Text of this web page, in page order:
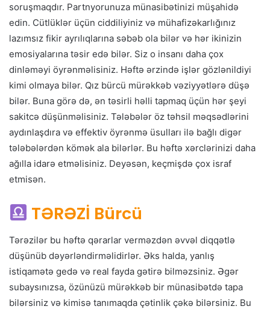
soruşmaqdır. Partnyorunuza münasibətinizi müşahidə
edin. Cütlüklər üçün ciddiliyiniz və mühafizəkarlığınız
lazımsız fikir ayrılıqlarına səbəb ola bilər və hər ikinizin
emosiyalarına təsir edə bilər. Siz o insanı daha çox
dinləməyi öyrənməlisiniz. Həftə ərzində işlər gözlənildiyi
kimi olmaya bilər. Qız bürcü mürəkkəb vəziyyətlərə düşə
bilər. Buna görə də, ən təsirli həlli tapmaq üçün hər şeyi
sakitcə düşünməlisiniz. Tələbələr öz təhsil məqsədlərini
aydınlaşdıra və effektiv öyrənmə üsulları ilə bağlı digər
tələbələrdən kömək ala bilərlər. Bu həftə xərclərinizi daha
ağılla idarə etməlisiniz. Deyəsən, keçmişdə çox israf
etmisən.
TƏRƏZİ Bürcü
Tərəzilər bu həftə qərarlar verməzdən əvvəl diqqətlə
düşünüb dəyərləndirməlidirlər. Əks halda, yanlış
istiqamətə gedə və real fayda gətirə bilməzsiniz. Əgər
subaysınızsa, özünüzü mürəkkəb bir münasibətdə tapa
bilərsiniz və kimisə tanımaqda çətinlik çəkə bilərsiniz. Bu